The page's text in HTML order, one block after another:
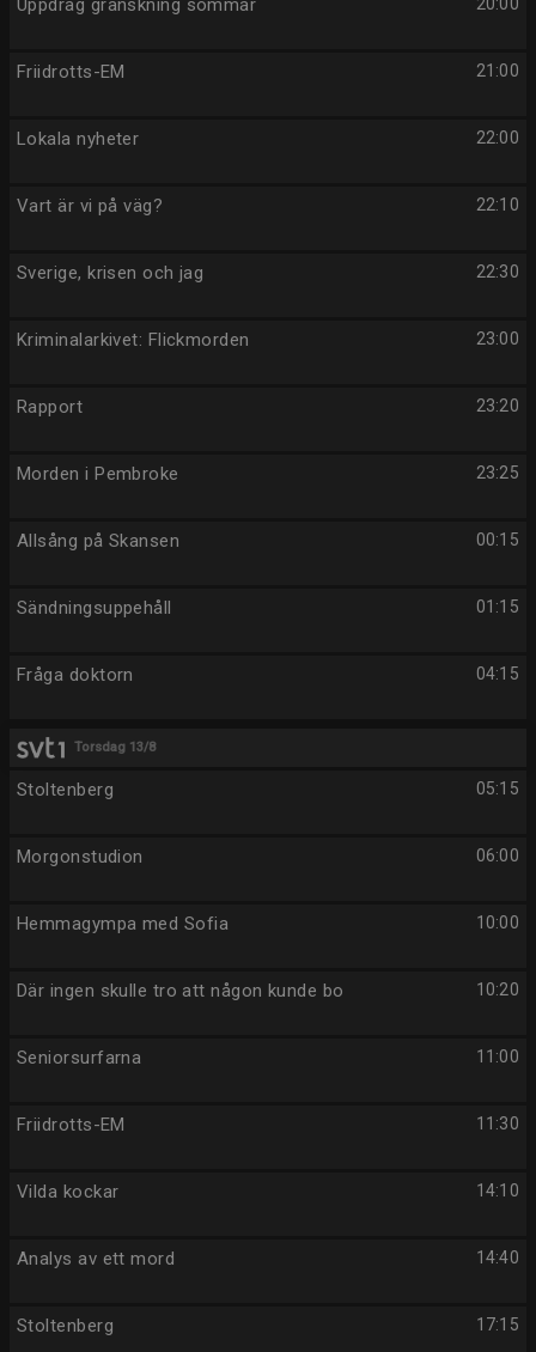
Uppdrag granskning sommar
21:00
Friidrotts-EM
22:00
Lokala nyheter
22:10
Vart är vi på väg?
22:30
Sverige, krisen och jag
23:00
Kriminalarkivet: Flickmorden
23:20
Rapport
23:25
Morden i Pembroke
00:15
Allsång på Skansen
01:15
Sändningsuppehåll
04:15
Fråga doktorn
Torsdag 13/8
05:15
Stoltenberg
06:00
Morgonstudion
10:00
Hemmagympa med Sofia
10:20
Där ingen skulle tro att någon kunde bo
11:00
Seniorsurfarna
11:30
Friidrotts-EM
14:10
Vilda kockar
14:40
Analys av ett mord
17:15
Stoltenberg